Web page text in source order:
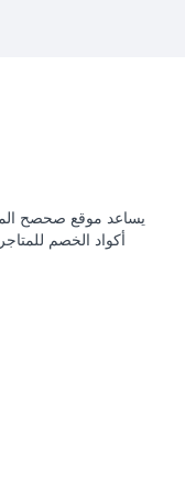
يساعد موقع صحصح
أكواد الخصم